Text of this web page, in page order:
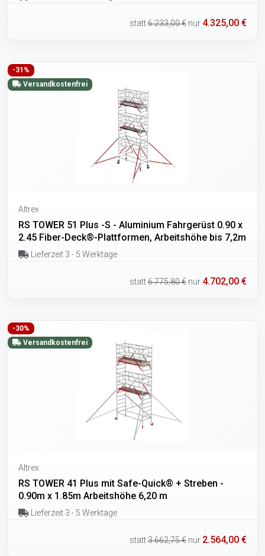
statt6.233,00 € nur 4.325,00 €
-31%
Versandkostenfrei
Altrex
RS TOWER 51 Plus -S - Aluminium Fahrgerüst 0.90 x
2.45 Fiber-Deck®-Plattformen, Arbeitshöhe bis 7,2m
Lieferzeit 3 - 5 Werktage
statt6.775,80 € nur 4.702,00 €
-30%
Versandkostenfrei
Altrex
RS TOWER 41 Plus mit Safe-Quick® + Streben -
0.90m x 1.85m Arbeitshöhe 6,20 m
Lieferzeit 3 - 5 Werktage
statt3.662,75 € nur 2.564,00 €